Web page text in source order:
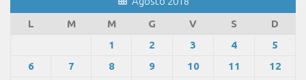
L
M M G V S
D
1
2 3 4
5
6
7 8 9 10 11
12